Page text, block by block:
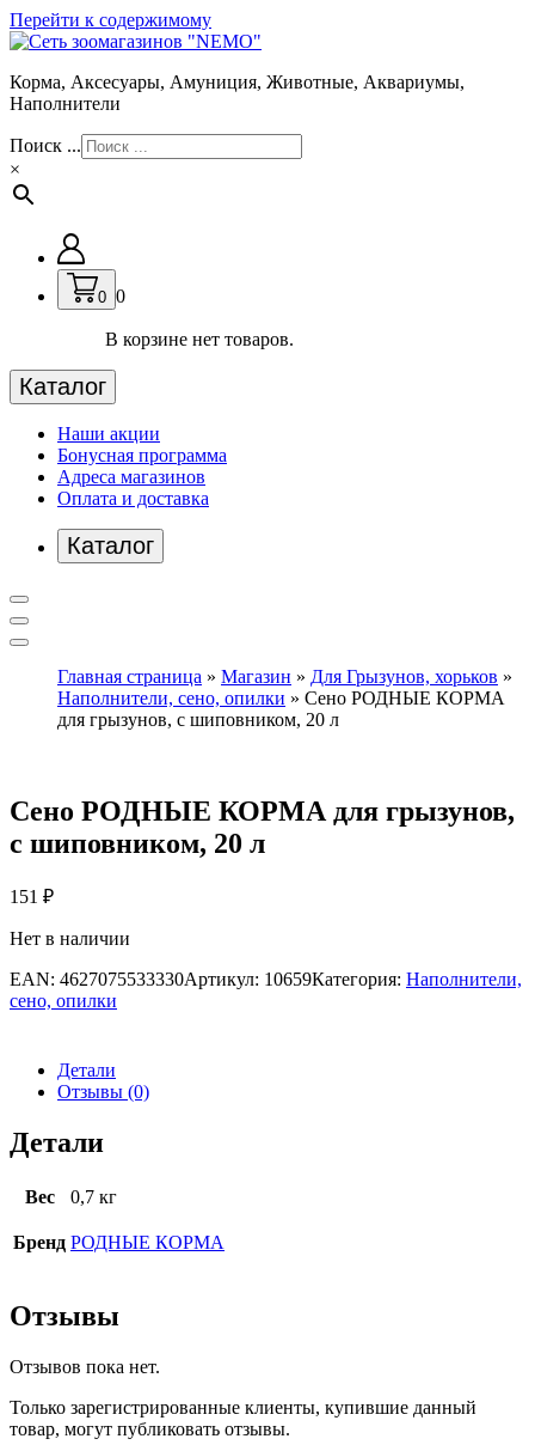
Перейти к содержимому
Корма, Аксесуары, Амуниция, Животные, Аквариумы,
Наполнители
Поиск ...
×
0 0
В корзине нет товаров.
Каталог
Наши акции
Бонусная программа
Адреса магазинов
Оплата и доставка
Каталог
Главная страница » Магазин » Для Грызунов, хорьков »
Наполнители, сено, опилки » Сено РОДНЫЕ КОРМА
для грызунов, с шиповником, 20 л
Сено РОДНЫЕ КОРМА для грызунов,
с шиповником, 20 л
151 ₽
Нет в наличии
EAN: 4627075533330Артикул: 10659Категория: Наполнители,
сено, опилки
Детали
Отзывы (0)
Детали
Вес 0,7 кг
Бренд РОДНЫЕ КОРМА
Отзывы
Отзывов пока нет.
Только зарегистрированные клиенты, купившие данный
товар, могут публиковать отзывы.